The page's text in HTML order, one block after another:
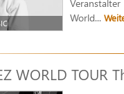
World...
WORLD TOUR